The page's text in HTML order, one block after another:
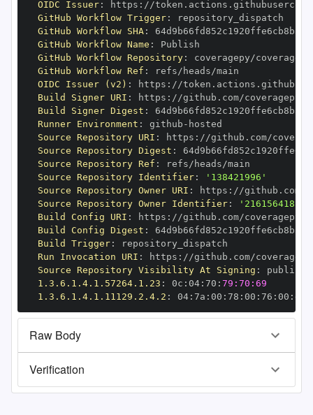
OIDC Issuer: https :
GitHub Workflow Trigger:
GitHub Workflow SHA:
GitHub Workflow Name :
GitHub Workflow Repository:
GitHub Workflow Ref :
OIDC Issuer (v2) : https :
Build Signer URI : https :
Build Signer Digest :
Runner Environment : github -
Source Repository URI : https :
Source Repository Digest :
Source Repository Ref :
Source Repository Identifier:
'138421996'
Source Repository Owner URI : https :
Source Repository Owner Identifier:
'216156418'
Build Config URI : https :
Build Config Digest :
Build Trigger:
Run Invocation URI : https :
Source Repository Visibility At Signing :
1.3.6.1.4.1.57264.1.23 : 0c : 04: 70 : 79:70:69
1.3.6.1.4.1.11129.2.4.2 : 04: 7a : 00 : 78 : 00 : 76 : 00 : dd
Raw Body
Verification